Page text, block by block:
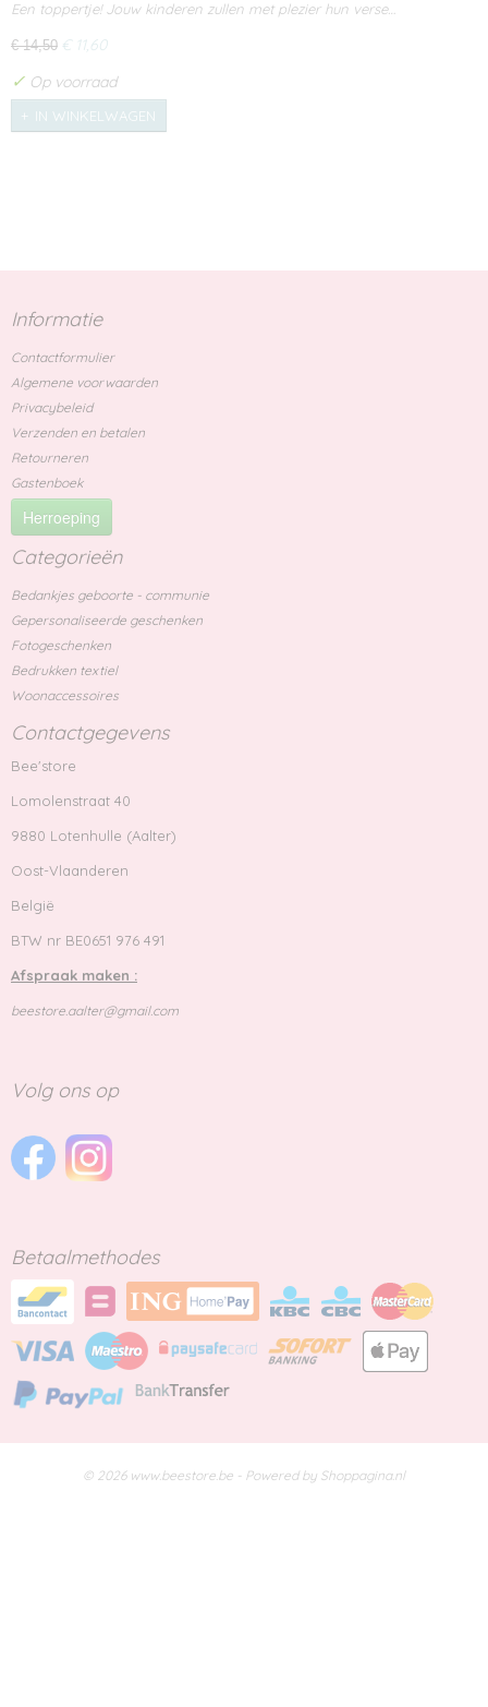
Een toppertje! Jouw kinderen zullen met plezier hun verse…
€ 14,50 € 11,60
✓ Op voorraad
IN WINKELWAGEN
Informatie
Contactformulier
Algemene voorwaarden
Privacybeleid
Verzenden en betalen
Retourneren
Gastenboek
Herroeping
Categorieën
Bedankjes geboorte - communie
Gepersonaliseerde geschenken
Fotogeschenken
Bedrukken textiel
Woonaccessoires
Contactgegevens
Bee'store
Lomolenstraat 40
9880 Lotenhulle (Aalter)
Oost-Vlaanderen
België
BTW nr BE0651 976 491
Afspraak maken :
beestore.aalter@gmail.com
Volg ons op
Betaalmethodes
© 2026 www.beestore.be - Powered by Shoppagina.nl